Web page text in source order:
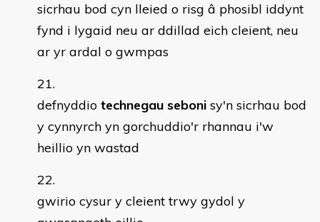
sicrhau bod cyn lleied o risg â phosibl iddynt
fynd i lygaid neu ar ddillad eich cleient, neu
ar yr ardal o gwmpas
defnyddio technegau seboni sy'n sicrhau bod
y cynnyrch yn gorchuddio'r rhannau i'w
heillio yn wastad
gwirio cysur y cleient trwy gydol y